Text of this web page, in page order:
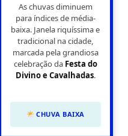
As chuvas diminuem
para índices de média-
baixa. Janela riquíssima e
tradicional na cidade,
marcada pela grandiosa
celebração da Festa do
Divino e Cavalhadas.
CHUVA BAIXA